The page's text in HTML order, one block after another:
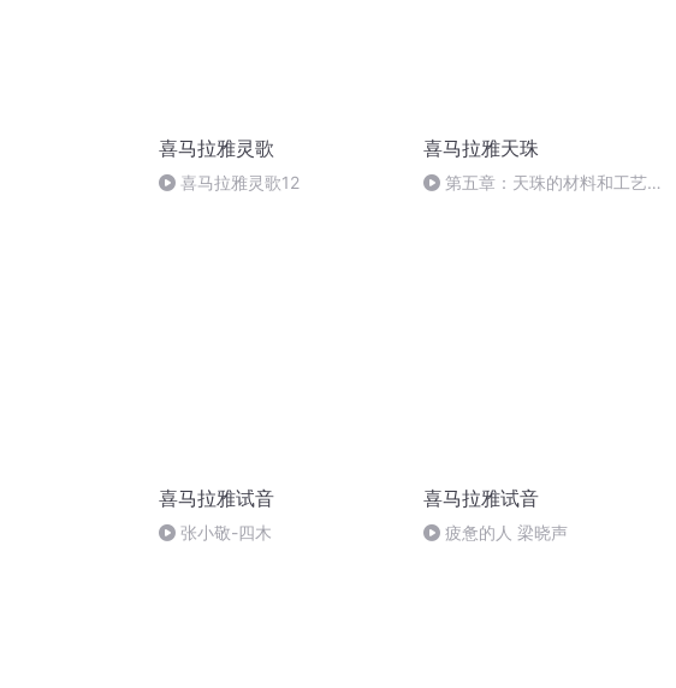
喜马拉雅灵歌
喜马拉雅灵歌12
喜马拉雅天珠
第五章：天珠的材料和工艺：
喜马拉雅试音
张小敬-四木
喜马拉雅试音
疲惫的人 梁晓声